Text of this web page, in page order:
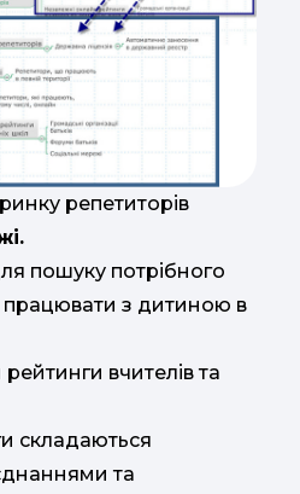
репетиторів
пошуку потрібного
працювати з дитиною в
вчителів та
складаються
та